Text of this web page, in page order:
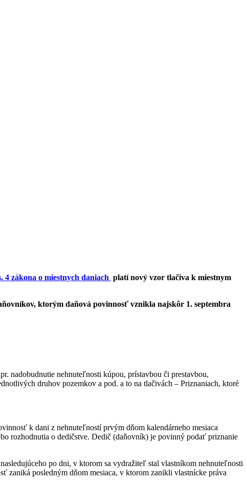
4 zákona o miestnych daniach platí nový vzor tlačiva k miestnym
ktorým daňová povinnosť vznikla najskôr 1. septembra
nadobudnutie nehnuteľnosti kúpou, prístavbou či prestavbou,
druhov pozemkov a pod. a to na tlačivách – Priznaniach, ktoré
k dani z nehnuteľností prvým dňom kalendárneho mesiaca
rozhodnutia o dedičstve. Dedič (daňovník) je povinný podať priznanie
po dni, v ktorom sa vydražiteľ stal vlastníkom nehnuteľnosti
zaniká posledným dňom mesiaca, v ktorom zanikli vlastnícke práva